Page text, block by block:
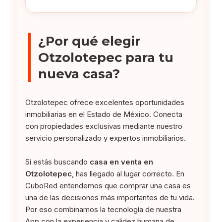
¿Por qué elegir
Otzolotepec para tu
nueva casa?
Otzolotepec ofrece excelentes oportunidades
inmobiliarias en el Estado de México. Conecta
con propiedades exclusivas mediante nuestro
servicio personalizado y expertos inmobiliarios.
Si estás buscando casa en venta en
Otzolotepec , has llegado al lugar correcto. En
CuboRed entendemos que comprar una casa es
una de las decisiones más importantes de tu vida.
Por eso combinamos la tecnología de nuestra